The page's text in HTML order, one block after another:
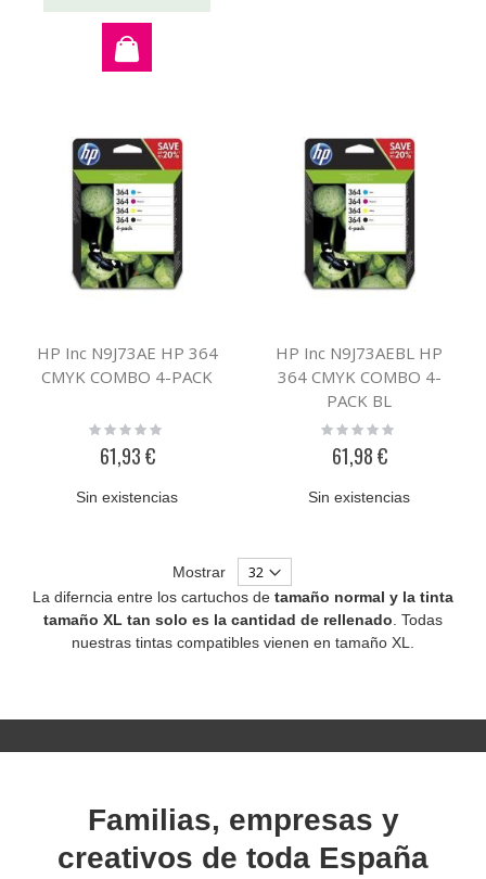
HP Inc N9J73AE HP 364
CMYK COMBO 4-PACK
Rating:
61,93 €
Sin existencias
HP Inc N9J73AEBL HP
364 CMYK COMBO 4-
PACK BL
Rating:
61,98 €
Sin existencias
Mostrar
La diferncia entre los cartuchos de tamaño normal y la tinta
tamaño XL tan solo es la cantidad de rellenado . Todas
nuestras tintas compatibles vienen en tamaño XL.
Familias, empresas y
creativos de toda España